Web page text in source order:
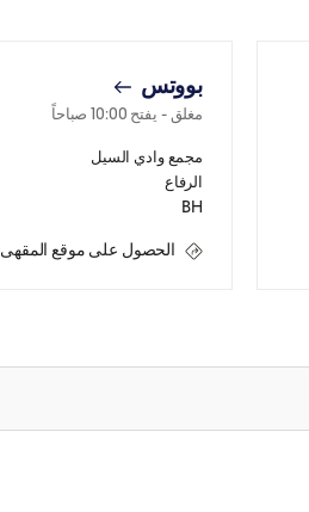
بووتس
مغلق - يفتح 10:00 صباحاً
مجمع وادي السيل
الرفاع
BH
الحصول على موقع المقهى